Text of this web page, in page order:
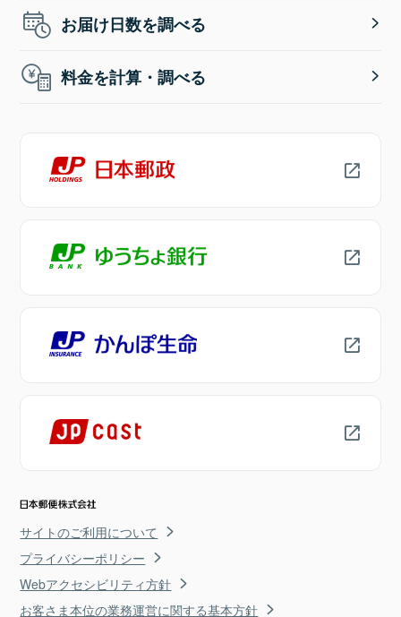
お届け日数を調べる
料金を計算・調べる
サイトのご利用について
プライバシーポリシー
Webアクセシビリティ方針
お客さま本位の業務運営に関する基本方針